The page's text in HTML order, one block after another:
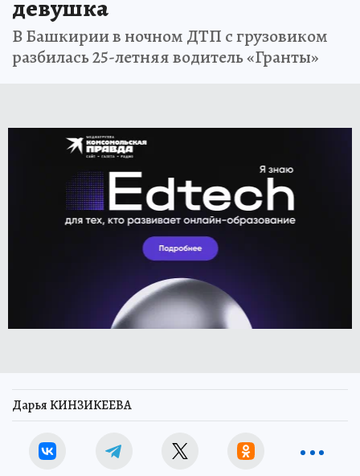
девушка
В Башкирии в ночном ДТП с грузовиком
разбилась 25-летняя водитель «Гранты»
Дарья КИНЗИКЕЕВА